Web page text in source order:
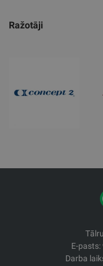
Ražotāji
E-
Darba